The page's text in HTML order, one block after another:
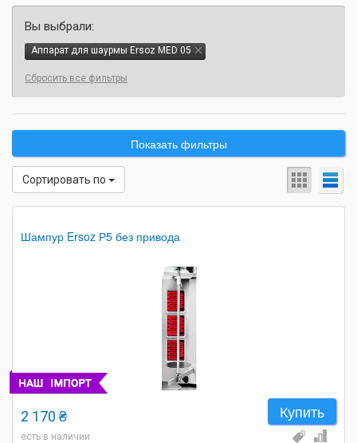
Показать фильтры
Сортировать по
Шампур Ersoz Р5 без привода
Купить
2 170 ₴
есть в наличии
Вы выбрали:
Аппарат для шаурмы Ersoz MED 05
Сбросить все фильтры